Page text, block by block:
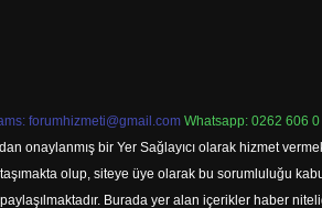
forumhizmeti@gmail.com Whatsapp: 0262 606 0
onaylanmış bir Yer Sağlayıcı olarak hizmet
olup, siteye üye olarak bu sorumluluğu
Burada yer alan içerikler haber